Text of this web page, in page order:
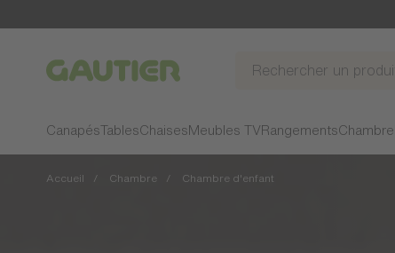
Gautier
CanapésTablesChaises Meubles TV RangementsChambre
Accueil Chambre Chambre d'enfant